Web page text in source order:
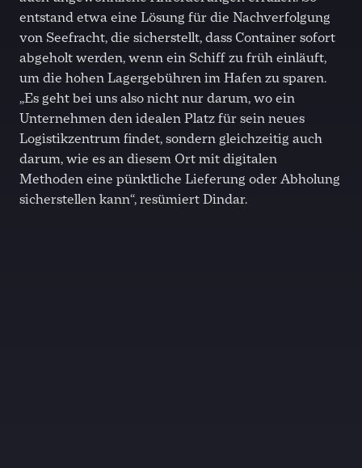
entstand etwa eine Lösung für die Nachverfolgung
von Seefracht, die sicherstellt, dass Container sofort
abgeholt werden, wenn ein Schiff zu früh einläuft,
um die hohen Lagergebühren im Hafen zu sparen.
„Es geht bei uns also nicht nur darum, wo ein
Unternehmen den idealen Platz für sein neues
Logistikzentrum findet, sondern gleichzeitig auch
darum, wie es an diesem Ort mit digitalen
Methoden eine pünktliche Lieferung oder Abholung
sicherstellen kann“, resümiert Dindar.